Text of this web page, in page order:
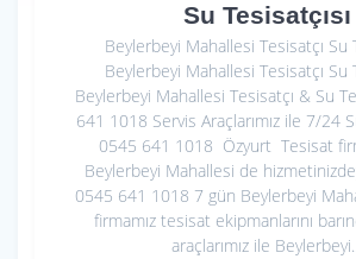
Su Tesisatçısı
Beylerbeyi Mahallesi Tesisatçı Su
Beylerbeyi Mahallesi Tesisatçı Su
Beylerbeyi Mahallesi Tesisatçı & Su
641 1018 Servis Araçlarımız ile 7/24
0545 641 1018 Özyurt Tesisat
Beylerbeyi Mahallesi de
0545 641 1018 7 gün Beylerbeyi
firmamız tesisat ekipmanlarını
araçlarımız ile